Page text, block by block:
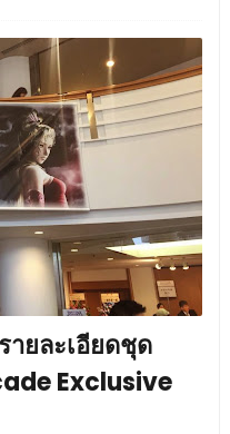
ยละเอียดชุด
Exclusive